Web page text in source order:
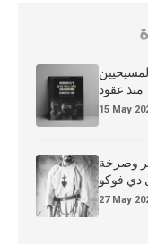
منذ عقود
15 May
وصرخة
دي فوكو
27 May